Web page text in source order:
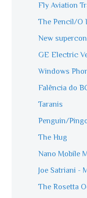
Fly Aviation
The Pencil/O
New
GE Electric
Windows
Falência do
Taranis
Penguin/
The Hug
Nano Mobile
Joe Satriani -
The Rosetta